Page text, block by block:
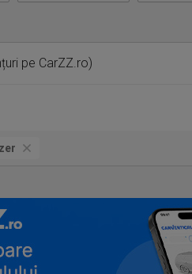
pe CarZZ.ro)